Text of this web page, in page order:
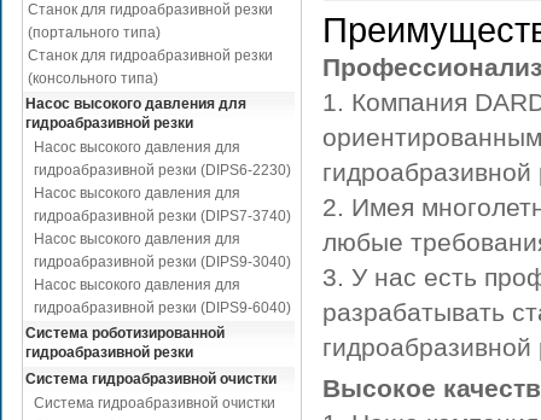
Станок для гидроабразивной резки
(портального типа)
Станок для гидроабразивной резки
(консольного типа)
Насос высокого давления для
гидроабразивной резки
Насос высокого давления для
гидроабразивной резки (DIPS6-2230)
Насос высокого давления для
гидроабразивной резки (DIPS7-3740)
Насос высокого давления для
гидроабразивной резки (DIPS9-3040)
Насос высокого давления для
гидроабразивной резки (DIPS9-6040)
Система роботизированной
гидроабразивной резки
Система гидроабразивной очистки
Система гидроабразивной очистки
1. Компания
гидроабразивной
2. Имея
любые
3. У нас есть
разрабатывать
гидроабразивной
Высокое